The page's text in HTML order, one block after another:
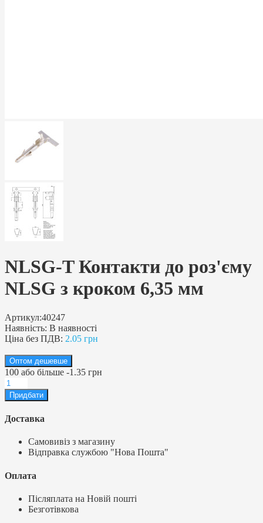
NLSG-T Контакти до роз'єму
NLSG з кроком 6,35 мм
Артикул:40247
Наявність: В наявності
Ціна без ПДВ: 2.05 грн
Оптом дешевше
100 або більше -1.35 грн
Доставка
Самовивіз з магазину
Відправка службою "Нова Пошта"
Оплата
Післяплата на Новій пошті
Безготівкова